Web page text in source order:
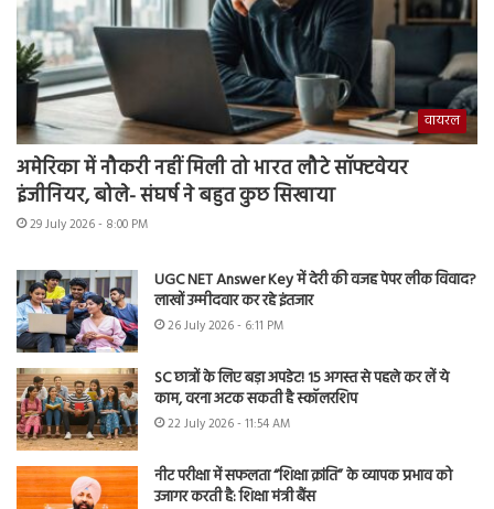
वायरल
अमेरिका में नौकरी नहीं मिली तो भारत लौटे सॉफ्टवेयर
इंजीनियर, बोले- संघर्ष ने बहुत कुछ सिखाया
29 July 2026 - 8:00 PM
UGC NET Answer Key में देरी की वजह पेपर लीक विवाद?
लाखों उम्मीदवार कर रहे इंतजार
26 July 2026 - 6:11 PM
SC छात्रों के लिए बड़ा अपडेट! 15 अगस्त से पहले कर लें ये
काम, वरना अटक सकती है स्कॉलरशिप
22 July 2026 - 11:54 AM
नीट परीक्षा में सफलता “शिक्षा क्रांति” के व्यापक प्रभाव को
उजागर करती है: शिक्षा मंत्री बैंस